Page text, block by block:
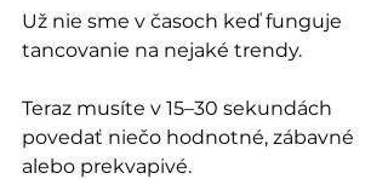
Už nie sme v časoch keď funguje
tancovanie na nejaké trendy.
Teraz musíte v 15–30 sekundách
povedať niečo hodnotné, zábavné
alebo prekvapivé.